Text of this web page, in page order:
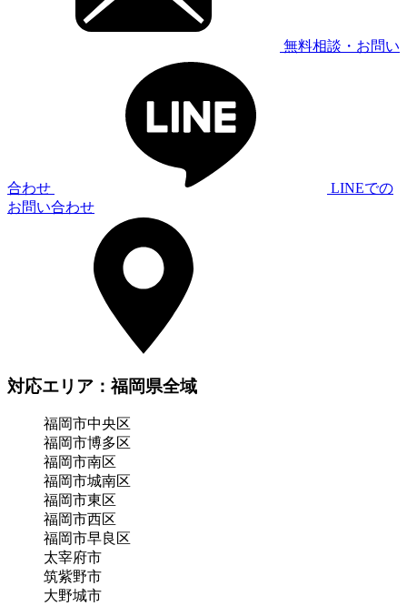
無料相談・お問い
合わせ
LINEでの
お問い合わせ
対応エリア：福岡県全域
福岡市中央区
福岡市博多区
福岡市南区
福岡市城南区
福岡市東区
福岡市西区
福岡市早良区
太宰府市
筑紫野市
大野城市